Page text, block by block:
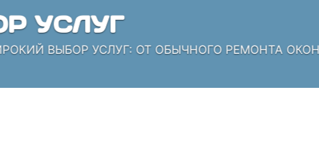
ТЕХНОЛОГИИ
ТЕХНОЛОГИИ МОНТАЖА И РЕМОНТА.
ЗНАЮТ СВОЁ ДЕЛО!